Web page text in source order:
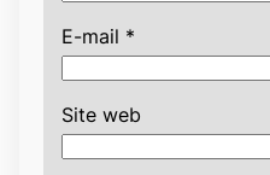
E-mail *
Site web